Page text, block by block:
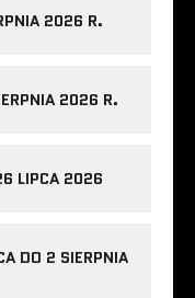
2026 R.
2026 R.
LIPCA 2026
DO 2 SIERPNIA